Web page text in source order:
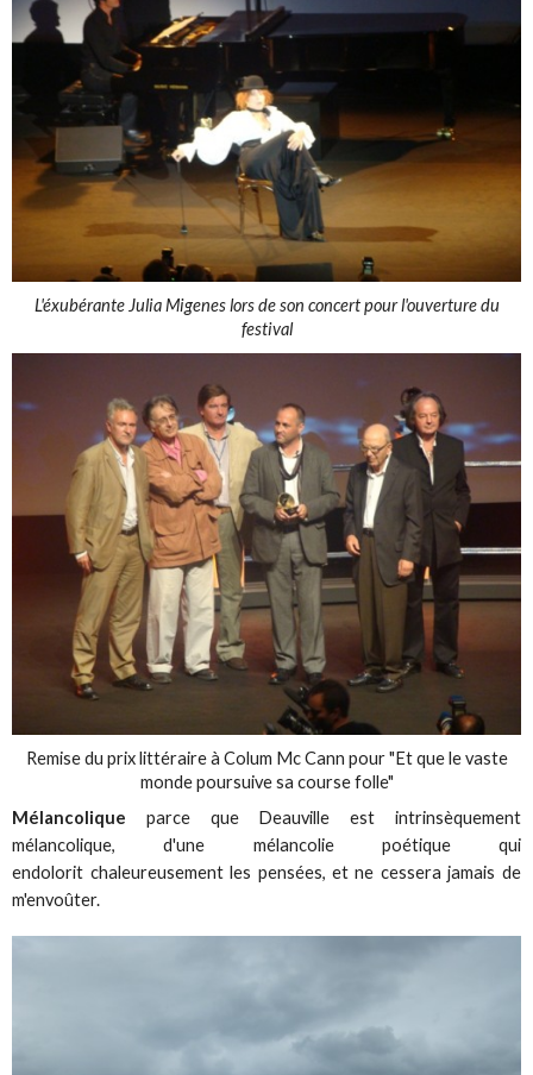
L'éxubérante Julia Migenes lors de son concert pour l'ouverture du
festival
Remise du prix littéraire à Colum Mc Cann pour "Et que le vaste
monde poursuive sa course folle"
Mélancolique parce que Deauville est intrinsèquement
mélancolique, d'une mélancolie poétique qui
endolorit chaleureusement les pensées, et ne cessera jamais de
m'envoûter.